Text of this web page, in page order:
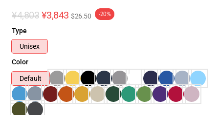
¥4,803 ¥3,843 $26.50 -20%
Type
Unisex
Color
Default